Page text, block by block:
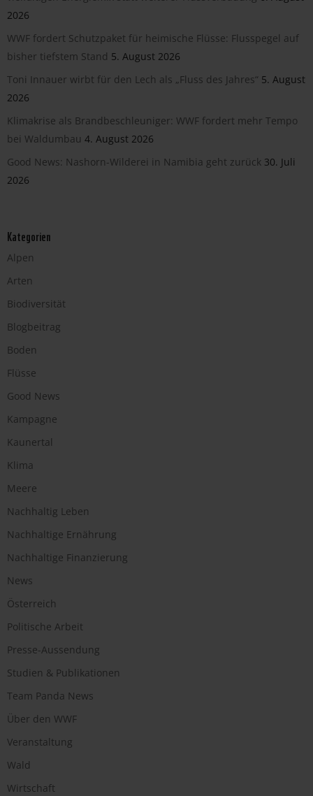
2026
WWF fordert Schutzpaket für heimische Flüsse: Flusspegel auf
bisher tiefstem Stand 5. August 2026
Toni Innauer wirbt für den Lech als „Fluss des Jahres“ 5. August
2026
Klimakrise als Brandbeschleuniger: WWF fordert mehr Tempo
bei Waldumbau 4. August 2026
Good News: Nashorn-Wilderei in Namibia geht zurück 30. Juli
2026
Kategorien
Alpen
Arten
Biodiversität
Blogbeitrag
Boden
Flüsse
Good News
Kampagne
Kaunertal
Klima
Meere
Nachhaltig Leben
Nachhaltige Ernährung
Nachhaltige Finanzierung
News
Österreich
Politische Arbeit
Presse-Aussendung
Studien & Publikationen
Team Panda News
Über den WWF
Veranstaltung
Wald
Wirtschaft